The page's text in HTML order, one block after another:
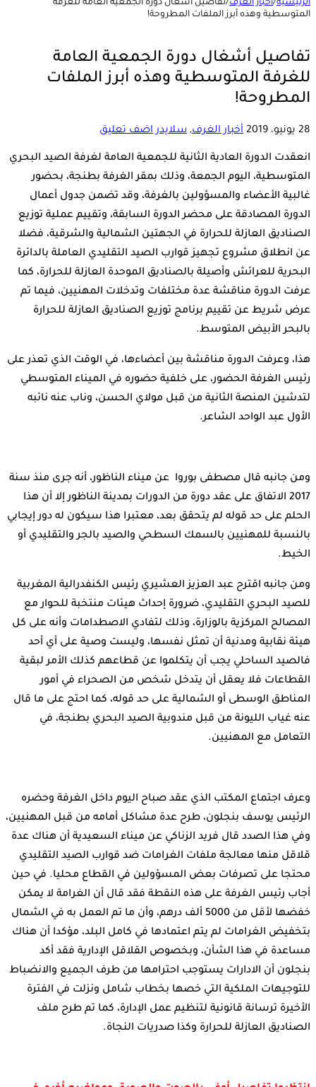
الرئيسية/أخبار الغرف/تفاصيل أشغال دورة الجمعية العامة للغرفة
المتوسطية وهذه أبرز الملفات المطروحة!
تفاصيل أشغال دورة الجمعية العامة
للغرفة المتوسطية وهذه أبرز الملفات
المطروحة!
28 يونيو، 2019 أخبار الغرف, سلايدر اضف تعليق
انعقدت الدورة العادية الثانية للجمعية العامة لغرفة الصيد البحري
المتوسطية، اليوم الجمعة، وذلك بمقر الغرفة بطنجة، بحضور
غالبية الأعضاء والمسؤولين بالغرفة، وقد تضمن جدول أعمال
الدورة المصادقة على محضر الدورة السابقة، وتقييم عملية توزيع
الصناديق العازلة للحرارة في الجهتين الشمالية والشرقية، فضلا
عن انطلاق مشروع تجهيز قوارب الصيد التقليدي العاملة بالدائرة
البحرية للعرائش وأصيلة بالصناديق الموحدة العازلة للحرارة، كما
عرفت الدورة مناقشة عدة مختلفات وتدخلات المهنيين، فيما تم
عرض شريط عن تقييم برنامج توزيع الصناديق العازلة للحرارة
بالبحر الأبيض المتوسط.
هذا، وعرفت الدورة مناقشة بين أعضاءها، في الوقت الذي تعذر على
رئيس الغرفة الحضور، على خلفية حضوره في الميناء المتوسطي
لتدشين المنصة الثانية من قبل مولاي الحسن، وناب عنه نائبه
الأول عبد الواحد الشاعر.
ومن جانبه قال مصطفى بوروا عن ميناء الناظور، أنه جرى منذ سنة
2017 الاتفاق على عقد دورة من الدورات بمدينة الناظور إلا أن هذا
الحلم على حد قوله لم يتحقق بعد، معتبرا هذا سيكون له دور إيجابي
بالنسبة للمهنيين بالسمك السطحي والصيد بالجر والتقليدي أو
الخيط.
ومن جانبه اقترح عبد العزيز العشيري رئيس الكنفدرالية المغربية
للصيد البحري التقليدي، ضرورة إحداث هيئات منتخبة للحوار مع
المصالح المركزية بالوزارة، وذلك لتفادي الاصطدامات وأنه على كل
هيئة نقابية ومدنية أن تمثل نفسها، وليست وصية على أي أحد
فالصيد الساحلي يجب أن يتكلموا عن قطاعهم كذلك الأمر لبقية
القطاعات فلا يعقل أن يتدخل شخص من الصحراء في أمور
المناطق الوسطى أو الشمالية على حد قوله، كما احتج على ما قال
عنه غياب الليونة من قبل مندوبية الصيد البحري بطنجة، في
التعامل مع المهنيين.
وعرف اجتماع المكتب الذي عقد صباح اليوم داخل الغرفة وحضره
الرئيس يوسف بنجلون، طرح عدة مشاكل أمامه من قبل المهنيين،
وفي هذا الصدد قال فريد الزناكي عن ميناء السعيدية أن هناك عدة
قلاقل منها معالجة ملفات الغرامات ضد قوارب الصيد التقليدي
محتجا على تصرفات بعض المسؤولين في القطاع محليا. في حين
أجاب رئيس الغرفة على هذه النقطة فقد قال أن الغرامة لا يمكن
خفضها لأقل من 5000 ألف درهم، وأن ما تم العمل به في الشمال
بتخفيض الغرامات لم يتم اعتمادها في كامل البلد، مؤكدا أن هناك
مساعدة في هذا الشأن، وبخصوص القلاقل الإدارية فقد أكد
بنجلون أن الادارات يستوجب احترامها من طرف الجميع والانضباط
للتوجيهات الملكية التي خصها بخطاب شامل ونزلت في الفترة
الأخيرة ترسانة قانونية لتنظيم عمل الإدارة، كما تم طرح ملف
الصناديق العازلة للحرارة وكذا صدريات النجاة.